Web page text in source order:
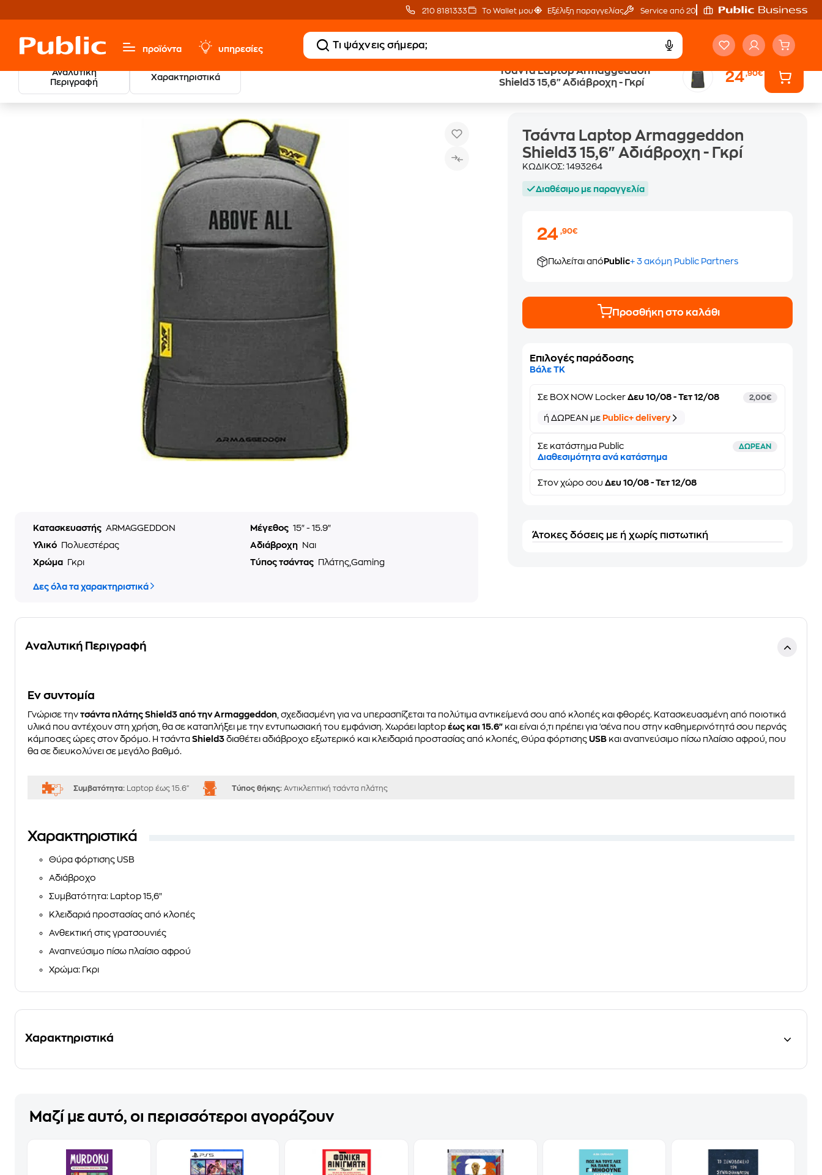
210 8181333 Το Wallet μου Εξέλιξη παραγγελίας Service από 20'
προϊόντα υπηρεσίες
Αναλυτική
Περιγραφή
Χαρακτηριστικά
Τσάντα Laptop Armaggeddon
Shield3 15,6" Αδιάβροχη - Γκρί
24,90€
Υπολογιστές & Περιφερειακά
Τσάντα Laptop Armaggeddon Shield3 15,6" Αδιάβροχη - Γκρί
Κατασκευαστής ARMAGGEDDON Μέγεθος 15" - 15.9"
Υλικό
Πολυεστέρας Αδιάβροχη
Ναι
Χρώμα
Γκρι Τύπος τσάντας Πλάτης,Gaming
Δες όλα τα χαρακτηριστικά
Τσάντα Laptop Armaggeddon
Shield3 15,6" Αδιάβροχη - Γκρί
ΚΩΔΙΚΟΣ:1493264
Διαθέσιμο με παραγγελία
24,90€
Πωλείται από Public+ 3 ακόμη Public Partners
Προσθήκη στο καλάθι
Επιλογές παράδοσης
Βάλε ΤΚ
Σε BOX NOW Locker Δευ 10/08 - Τετ 12/08 2,00€
ή ΔΩΡΕΑΝ με Public+ delivery
Σε κατάστημα Public ΔΩΡΕΑΝ
Διαθεσιμότητα ανά κατάστημα
Στονχώρο σου Δευ 10/08 - Τετ 12/08
Άτοκες δόσεις με ή χωρίς πιστωτική
Αναλυτική Περιγραφή
Eν συντομία
Γνώρισε την τσάντα πλάτης Shield3 από την Armaggeddon , σχεδιασμένη για να υπερασπίζεται τα πολύτιμα αντικείμενά σου από κλοπές και φθορές. Κατασκευασμένη από ποιοτικά
υλικά που αντέχουν στη χρήση, θα σε καταπλήξει με την εντυπωσιακή του εμφάνιση. Χωράει laptop έως και 15.6" και είναι ό,τι πρέπει για 'σένα που στην καθημερινότητά σου περνάς
κάμποσες ώρες στον δρόμο. Η τσάντα Shield3 διαθέτει αδιάβροχο εξωτερικό και κλειδαριά προστασίας από κλοπές, Θύρα φόρτισης USB και αναπνεύσιμο πίσω πλαίσιο αφρού, που
θα σε διευκολύνει σε μεγάλο βαθμό.
Συμβατότητα: Laptop έως 15.6" Τύπος θήκης: Αντικλεπτική τσάντα πλάτης
Χαρακτηριστικά
Θύρα φόρτισης USB
Αδιάβροχο
Συμβατότητα: Laptop 15,6"
Κλειδαριά προστασίας από κλοπές
Ανθεκτική στις γρατσουνιές
Αναπνεύσιμο πίσω πλαίσιο αφρού
Χρώμα: Γκρι
Χαρακτηριστικά
Μαζί με αυτό, οι περισσότεροι αγοράζουν